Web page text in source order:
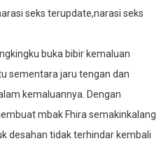
seks terupdate,narasi seks
buka bibir kemaluan
sementara jaru tengan dan
kemaluannya. Dengan
mbak Fhira semakinkalang
desahan tidak terhindar kembali